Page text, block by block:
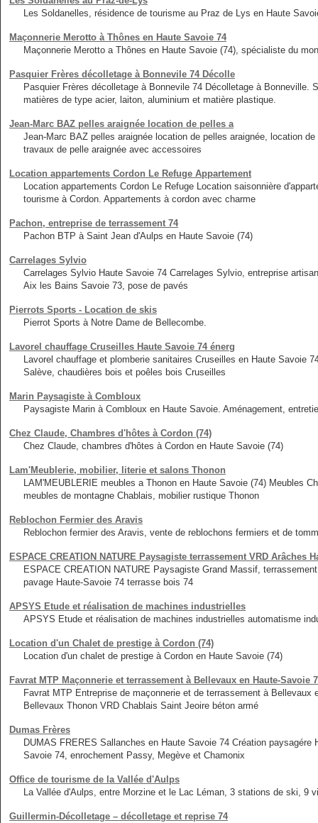
Les Soldanelles, résidence de tourisme au Praz de Lys en Haute
Maçonnerie Merotto à Thônes en Haute Savoie 74
Maçonnerie Merotto a Thônes en Haute Savoie (74), spécialiste du
Pasquier Frères décolletage à Bonnevile 74 Décolle
Pasquier Frères décolletage à Bonnevile 74 Décolletage à
matières de type acier, laiton, aluminium et matière plastique.
Jean-Marc BAZ pelles araignée location de pelles a
Jean-Marc BAZ pelles araignée location de pelles araignée, location
travaux de pelle araignée avec accessoires
Location appartements Cordon Le Refuge Appartement
Location appartements Cordon Le Refuge Location saisonnière
tourisme à Cordon. Appartements à cordon avec charme
Pachon, entreprise de terrassement 74
Pachon BTP à Saint Jean d'Aulps en Haute Savoie (74)
Carrelages Sylvio
Carrelages Sylvio Haute Savoie 74 Carrelages Sylvio, entreprise
Aix les Bains Savoie 73, pose de pavés
Pierrots Sports - Location de skis
Pierrot Sports à Notre Dame de Bellecombe.
Lavorel chauffage Cruseilles Haute Savoie 74 énerg
Lavorel chauffage et plomberie sanitaires Cruseilles en Haute Savoie
Salève, chaudières bois et poêles bois Cruseilles
Marin Paysagiste à Combloux
Paysagiste Marin à Combloux en Haute Savoie. Aménagement,
Chez Claude, Chambres d'hôtes à Cordon (74)
Chez Claude, chambres d'hôtes à Cordon en Haute Savoie (74)
Lam'Meublerie, mobilier, literie et salons Thonon
LAM'MEUBLERIE meubles a Thonon en Haute Savoie (74) Meubles
meubles de montagne Chablais, mobilier rustique Thonon
Reblochon Fermier des Aravis
Reblochon fermier des Aravis, vente de reblochons fermiers et de
ESPACE CREATION NATURE Paysagiste terrassement VRD Arâches
ESPACE CREATION NATURE Paysagiste Grand Massif,
pavage Haute-Savoie 74 terrasse bois 74
APSYS Etude et réalisation de machines industrielles
APSYS Etude et réalisation de machines industrielles automatisme
Location d'un Chalet de prestige à Cordon (74)
Location d'un chalet de prestige à Cordon en Haute Savoie (74)
Favrat MTP Maçonnerie et terrassement à Bellevaux en Haute-Savoie
Favrat MTP Entreprise de maçonnerie et de terrassement à
Bellevaux Thonon VRD Chablais Saint Jeoire béton armé
Dumas Frères
DUMAS FRERES Sallanches en Haute Savoie 74 Création
Savoie 74, enrochement Passy, Megève et Chamonix
Office de tourisme de la Vallée d'Aulps
La Vallée d'Aulps, entre Morzine et le Lac Léman, 3 stations de ski,
Guillermin-Décolletage – décolletage et reprise 74